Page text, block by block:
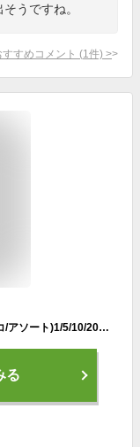
うですね。
すめコメント (1 件) >
クレープバー(苺/アーモンドチョコ/バナナチョコ/アソート)1/5/10/20本(お取り寄せグルメ お菓子 敬老の日プレゼント スイーツ お中元ギフト 夏ギフト アイス 冷凍クレープ 個包装 手土産 差し入れ 小分け お土産 帰省土産 gift set 文化祭 北国からの贈り物 産直ギフト)
る